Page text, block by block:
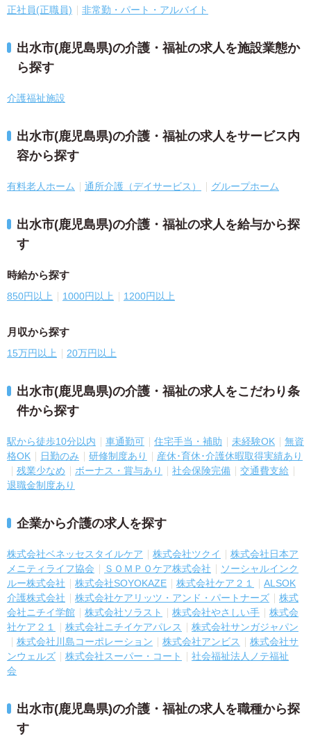
正社員(正職員) 非常勤・パート・アルバイト
出水市(鹿児島県)の介護・福祉の求人を施設業態か
ら探す
介護福祉施設
出水市(鹿児島県)の介護・福祉の求人をサービス内
容から探す
有料老人ホーム 通所介護（デイサービス） グループホーム
出水市(鹿児島県)の介護・福祉の求人を給与から探
す
時給から探す
850円以上 1000円以上 1200円以上
月収から探す
15万円以上 20万円以上
出水市(鹿児島県)の介護・福祉の求人をこだわり条
件から探す
駅から徒歩10分以内 車通勤可 住宅手当・補助 未経験OK
無資
格OK
日勤のみ 研修制度あり
産休･育休･介護休暇取得実績あり
残業少なめ
ボーナス・賞与あり 社会保険完備
交通費支給
退職金制度あり
企業から介護の求人を探す
株式会社ベネッセスタイルケア 株式会社ツクイ
株式会社日本ア
メニティライフ協会
ＳＯＭＰＯケア株式会社
ソーシャルインク
ルー株式会社
株式会社SOYOKAZE 株式会社ケア２１
ALSOK
介護株式会社
株式会社ケアリッツ・アンド・パートナーズ
株式
会社ニチイ学館
株式会社ソラスト 株式会社やさしい手
株式会
社ケア２１
株式会社ニチイケアパレス
株式会社サンガジャパン
株式会社川島コーポレーション
株式会社アンビス
株式会社サ
ンウェルズ
株式会社スーパー・コート
社会福祉法人ノテ福祉
会
出水市(鹿児島県)の介護・福祉の求人を職種から探
す